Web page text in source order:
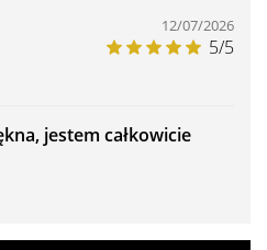
12/07/2026
5/5
jestem całkowicie